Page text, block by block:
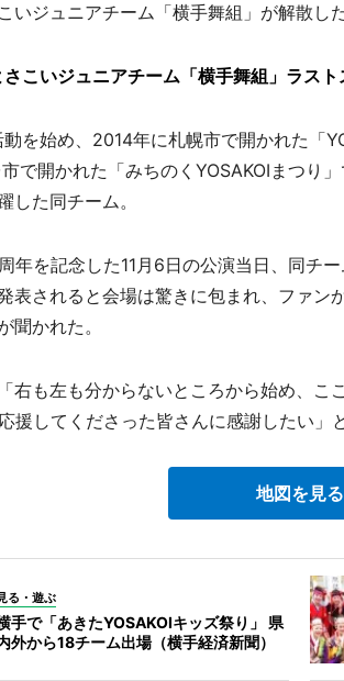
いジュニアチーム「横手舞組」が解散した
こいジュニアチーム「横手舞組」ラスト
を始め、2014年に札幌市で開かれた「
で開かれた「みちのくYOSAKOIまつり
した同チーム。
年を記念した11月6日の公演当日、同チ
表されると会場は驚きに包まれ、ファン
聞かれた。
右も左も分からないところから始め、こ
援してくださった皆さんに感謝したい」
地図を見る
る・遊ぶ
手で「あきたYOSAKOIキッズ祭り」 県
外から18チーム出場（横手経済新聞）